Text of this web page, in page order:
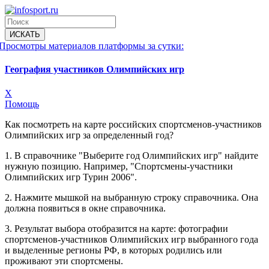
материалов платформы за сутки:
География участников Олимпийских игр
X
Помощь
Как посмотреть на карте российских спортсменов-участников
Олимпийских игр за определенный год?
1. В справочнике "Выберите год Олимпийских игр" найдите
нужную позицию. Например, "Спортсмены-участники
Олимпийских игр Турин 2006".
2. Нажмите мышкой на выбранную строку справочника. Она
должна появиться в окне справочника.
3. Результат выбора отобразится на карте: фотографии
спортсменов-участников Олимпийских игр выбранного года
и выделенные регионы РФ, в которых родились или
проживают эти спортсмены.